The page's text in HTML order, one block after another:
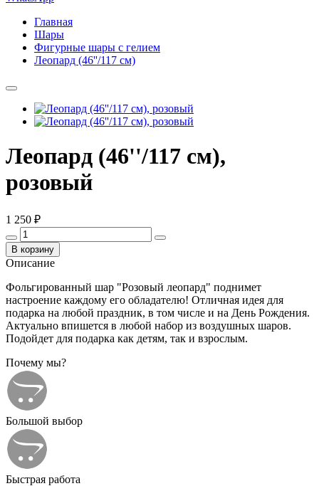
Главная
Шары
Фигурные шары с гелием
Леопард (46''/117 см)
Леопард (46''/117 см),
розовый
1 250 ₽
В корзину
Описание
Фольгированный шар "Розовый леопард" поднимет
настроение каждому его обладателю! Отличная идея для
подарка на любой праздник, в том числе и на День Рождения.
Актуально впишется в любой набор из воздушных шаров.
Подойдет для подарка как детям, так и взрослым.
Почему мы?
Большой выбор
Быстрая работа